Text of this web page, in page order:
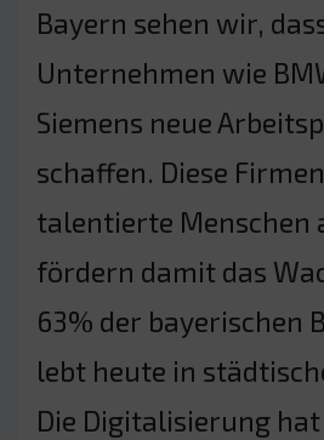
Bayern sehen wir,
Unternehmen wie
Siemens neue
schaffen. Diese
talentierte Menschen
fördern damit das
63% der bayerischen
lebt heute in
Die Digitalisierung